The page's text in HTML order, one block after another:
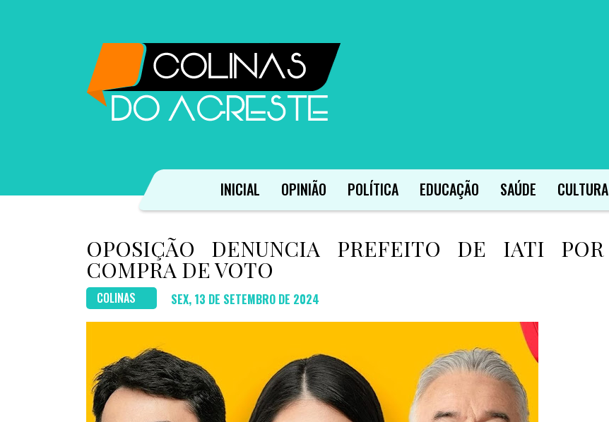
INICIAL OPINIÃO POLÍTICA EDUCAÇÃO SAÚDE CULTURA
OPOSIÇÃO DENUNCIA PREFEITO DE IATI POR
COMPRA DE VOTO
COLINAS SEX, 13 DE SETEMBRO DE 2024